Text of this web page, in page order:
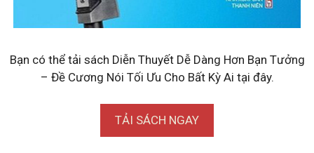
Bạn có thể tải sách Diễn Thuyết Dễ Dàng Hơn Bạn Tưởng
– Đề Cương Nói Tối Ưu Cho Bất Kỳ Ai tại đây.
TẢI SÁCH NGAY